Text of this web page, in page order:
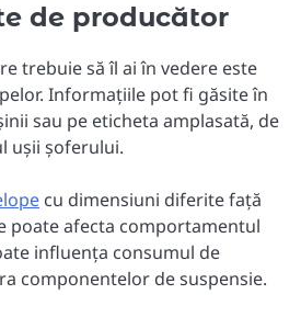
de producător
trebuie să îl ai în vedere este
Informațiile pot fi găsite în
sau pe eticheta amplasată, de
ușii șoferului.
cu dimensiuni diferite față
poate afecta comportamentul
influența consumul de
componentelor de suspensie.